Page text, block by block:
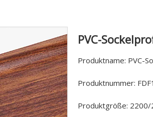
PVC-
Produktname: PVC-
Produktnummer:
Produktgröße: